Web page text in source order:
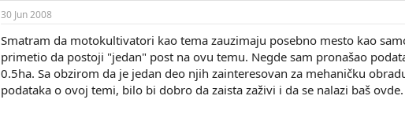
30 Jun 2008
Smatram da motokultivatori kao tema zauzimaju posebno mesto kao
primetio da postoji "jedan" post na ovu temu. Negde sam pronašao
0.5ha. Sa obzirom da je jedan deo njih zainteresovan za mehaničku
podataka o ovoj temi, bilo bi dobro da zaista zaživi i da se nalazi baš ovde.